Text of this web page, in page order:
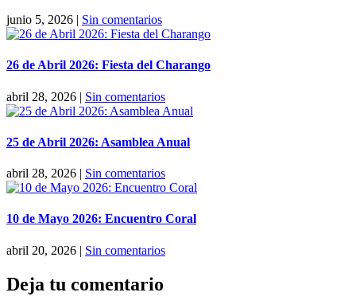
junio 5, 2026 | Sin comentarios
26 de Abril 2026: Fiesta del Charango
abril 28, 2026 | Sin comentarios
25 de Abril 2026: Asamblea Anual
abril 28, 2026 | Sin comentarios
10 de Mayo 2026: Encuentro Coral
abril 20, 2026 | Sin comentarios
Deja tu comentario